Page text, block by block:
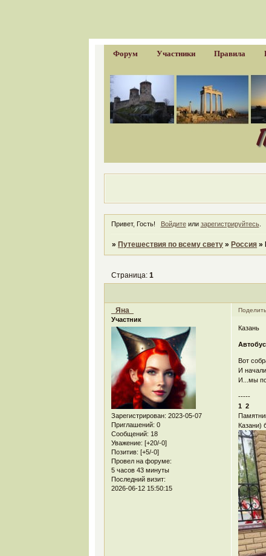
Форум Участники Правила
Привет, Гость! Войдитеили зарегистрируйтесь.
»Путешествия по всему свету »Россия »
Страница:1
_Яна_
Участник
Зарегистрирован: 2023-05-07
Приглашений: 0
Сообщений: 18
Уважение: [+20/-0]
Позитив: [+5/-0]
Провел на форуме:
5 часов 43 минуты
Последний визит:
2026-06-12 15:50:15
Казань
Вот
И
И...мы
-----
1 2
Казани)